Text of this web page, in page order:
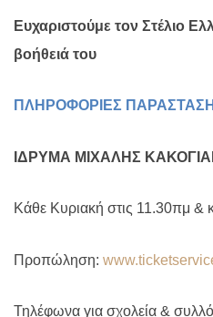
Ευχαριστούμε τον Στέλιο
βοήθειά του
ΠΛΗΡΟΦΟΡΙΕΣ
ΙΔΡΥΜΑ ΜΙΧΑΛΗΣ
Κάθε Κυριακή στις 11.30πμ &
Προπώληση:
Τηλέφωνα για σχολεία &